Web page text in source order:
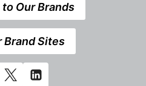
Our Brands
Brand Sites